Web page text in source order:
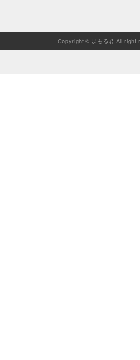
Copyright © まもる君 All right